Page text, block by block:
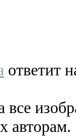
ответит
авторам.